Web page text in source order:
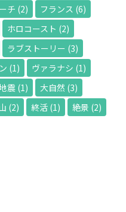
チ (2) フランス (6)
ホロコースト (2)
ラブストーリー (3)
(1) ヴァラナシ (1)
震(1) 大自然 (3)
(2) 終活(1) 絶景 (2)